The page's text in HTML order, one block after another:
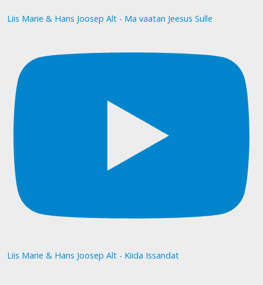
Liis Marie & Hans Joosep Alt - Ma vaatan Jeesus Sulle
Liis Marie & Hans Joosep Alt - Kiida Issandat